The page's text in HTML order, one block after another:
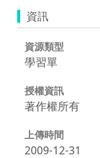
資訊
資源類型
學習單
授權資訊
著作權所有
上傳時間
2009-12-31